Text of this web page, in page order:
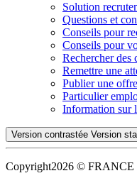
Solution
Questions et
Conseils pour
Conseils pour
Rechercher des
Remettre une
Publier une offre
Particulier
Information sur
Version contrastée Version
Copyright2026 ©